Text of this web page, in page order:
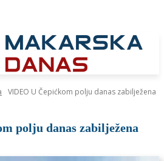
VIDEO U Čepićkom polju danas zabilježena
polju danas zabilježena